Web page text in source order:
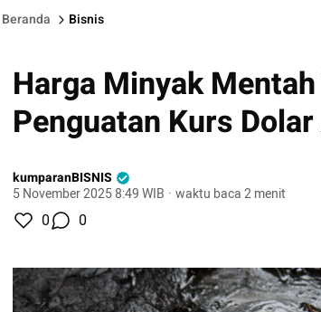
Beranda Bisnis
Harga Minyak
Penguatan Kurs Dolar
kumparanBISNIS
5 November 2025 8:49 WIB · waktu baca 2 menit
0 0